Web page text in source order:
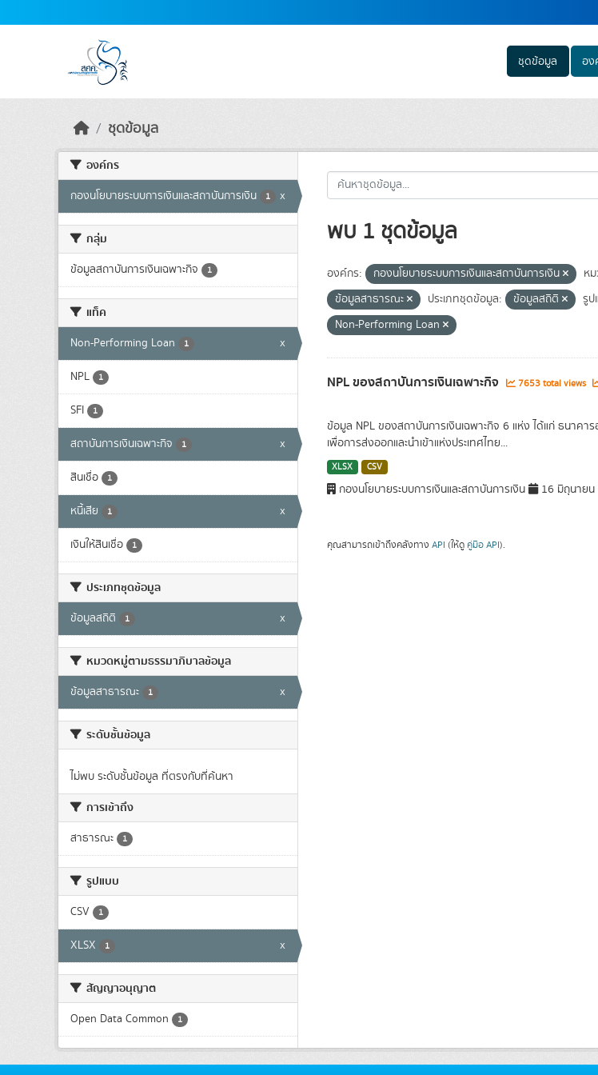
ชุดข้อมูล อง
ชุดข้อมูล
องค์กร
กองนโยบายระบบการเงินและสถาบันการเงิน 1 x
กลุ่ม
ข้อมูลสถาบันการเงินเฉพาะกิจ 1
แท็ค
Non-Performing Loan 1 x
NPL 1
SFI 1
สถาบันการเงินเฉพาะกิจ 1 x
สินเชื่อ 1
หนี้เสีย 1 x
เงินให้สินเชื่อ 1
ประเภทชุดข้อมูล
ข้อมูลสถิติ 1 x
หมวดหมู่ตามธรรมาภิบาลข้อมูล
ข้อมูลสาธารณะ 1 x
ระดับชั้นข้อมูล
ไม่พบ ระดับชั้นข้อมูล ที่ตรงกับที่ค้นหา
การเข้าถึง
สาธารณะ 1
รูปแบบ
CSV 1
XLSX 1 x
สัญญาอนุญาต
Open Data Common 1
พบ 1 ชุดข้อมูล
องค์กร: กองนโยบายระบบการเงินและสถาบันการเงิน
ห
ข้อมูลสาธารณะ
ประเภทชุดข้อมูล: ข้อมูลสถิติ รูป
Non-Performing Loan
NPL ของสถาบันการเงินเฉพาะกิจ 7653 total views
ข้อมูล NPL ของสถาบันการเงินเฉพาะกิจ 6 แห่ง ได้แก่ ธนาค
เพื่อการส่งออกและนำเข้าแห่งประเทศไทย...
XLSX CSV
กองนโยบายระบบการเงินและสถาบันการเงิน 16 มิถุนายน
คุณสามารถเข้าถึงคลังทาง API (ให้ดู คู่มือ API).